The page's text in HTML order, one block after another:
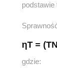
podstawie
ηT = (TN
gdzie: